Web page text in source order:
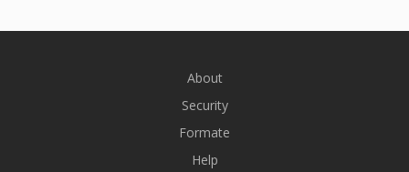
About
Security
Formate
Help